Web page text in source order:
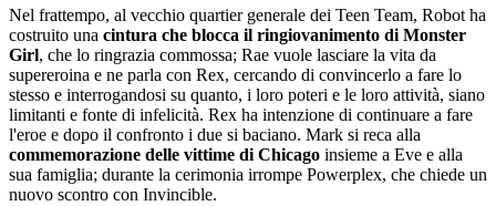
Nel frattempo, al vecchio quartier generale dei Teen Team, Robot ha
costruito una cintura che blocca il ringiovanimento di Monster
Girl, che lo ringrazia commossa; Rae vuole lasciare la vita da
supereroina e ne parla con Rex, cercando di convincerlo a fare lo
stesso e interrogandosi su quanto, i loro poteri e le loro attività, siano
limitanti e fonte di infelicità. Rex ha intenzione di continuare a fare
l'eroe e dopo il confronto i due si baciano. Mark si reca alla
commemorazione delle vittime di Chicago insieme a Eve e alla
sua famiglia; durante la cerimonia irrompe Powerplex, che chiede un
nuovo scontro con Invincible.